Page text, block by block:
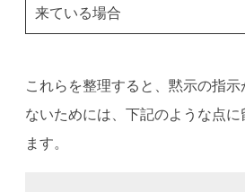
来ている場合
これらを整理すると、黙示の指
ないためには、下記のような点に
ます。